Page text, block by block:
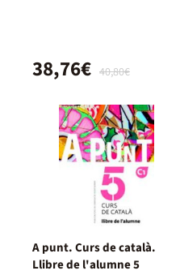
40,80€
38,76€
A punt. Curs de català.
Llibre de l'alumne 5